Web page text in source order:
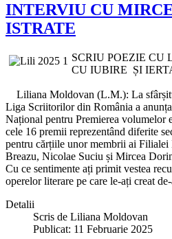
INTERVIU CU
ISTRATE
SCRIU POEZIE CU
CU IUBIRE ȘI
Liliana Moldovan (L.M.): La
Liga Scriitorilor din România a
Național pentru Premierea volumelor
cele 16 premii reprezentând diferite
pentru cărțiile unor membrii ai Filialei
Breazu, Nicolae Suciu și Mircea
Cu ce sentimente ați primit vestea
operelor literare pe care le-ați creat
Detalii
Scris de Liliana Moldovan
Publicat: 11 Februarie 2025